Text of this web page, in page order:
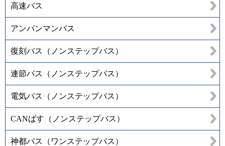
高速バス
アンパンマンバス
復刻バス（ノンステップバス）
連節バス（ノンステップバス）
電気バス（ノンステップバス）
CANばす（ノンステップバス）
神都バス（ワンステップバス）